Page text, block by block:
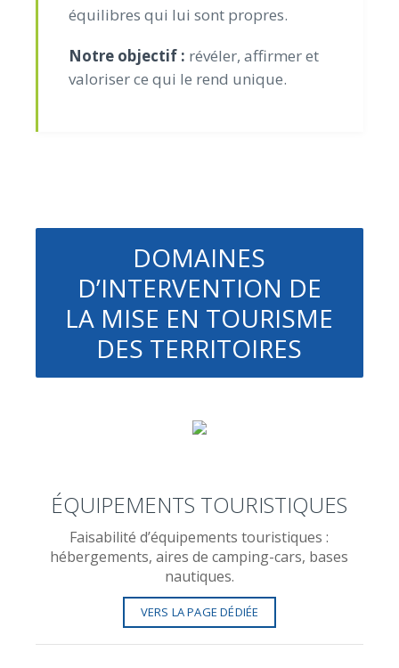
équilibres qui lui sont propres.
Notre objectif : révéler, affirmer et
valoriser ce qui le rend unique.
DOMAINES
D’INTERVENTION DE
LA MISE EN TOURISME
DES TERRITOIRES
ÉQUIPEMENTS TOURISTIQUES
Faisabilité d’équipements touristiques :
hébergements, aires de camping-cars, bases
nautiques.
VERS LA PAGE DÉDIÉE